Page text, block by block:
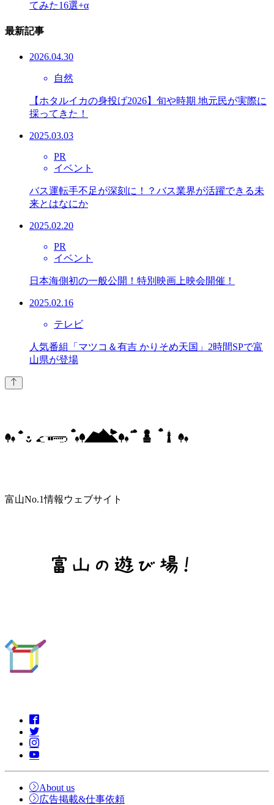
てみた16選+α
最新記事
2026.04.30
自然
【ホタルイカの身投げ2026】旬や時期 地元民が実際に
採ってきた！
2025.03.03
PR
イベント
バス運転手不足が深刻に！？バス業界が活躍できる未
来とはなにか
2025.02.20
PR
イベント
日本海側初の一般公開！特別映画上映会開催！
2025.02.16
テレビ
人気番組「マツコ＆有吉 かりそめ天国」2時間SPで富
山県が登場
富山No.1情報ウェブサイト
About us
広告掲載&仕事依頼